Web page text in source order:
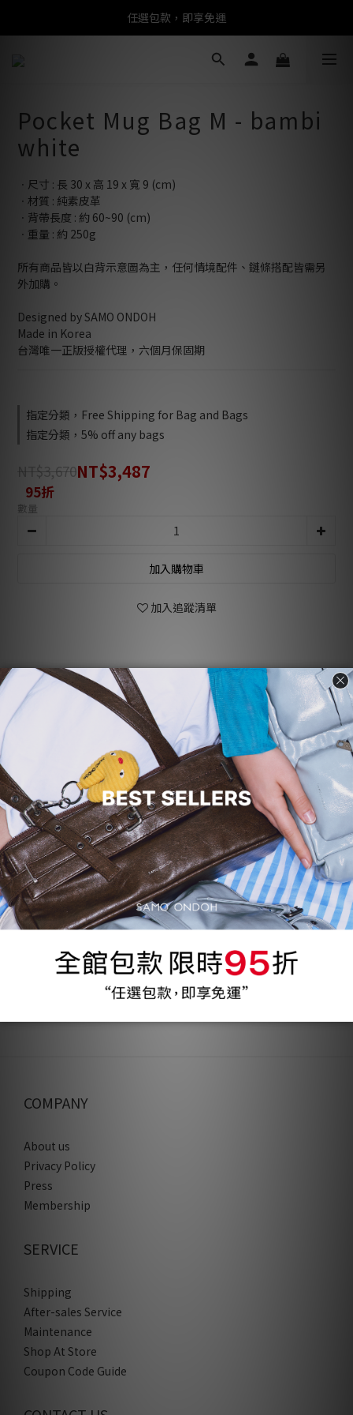
任選包款，即享免運
任選包款，即享免運
限時搶購！指定包款，單件$1200
Pocket Mug Bag M - bambi
white
ㆍ尺寸 : 長 30 x 高 19 x 寬 9 (cm)
ㆍ材質 : 純素皮革
ㆍ背帶長度 : 約 60~90 (cm)
ㆍ重量 : 約 250g
所有商品皆以白背示意圖為主，任何情境配件、鏈條搭配皆需另
外加購。
Designed by SAMO ONDOH
Made in Korea
台灣唯一正版授權代理，六個月保固期
指定分類，Free Shipping for Bag and Bags
指定分類，5% off any bags
NT$3,670NT$3,487
95折
數量
加入購物車
加入追蹤清單
商品描述 顧客評價
COMPANY
About us
Privacy Policy
Press
Membership
SERVICE
Shipping
After-sales Service
Maintenance
Shop At Store
Coupon Code Guide